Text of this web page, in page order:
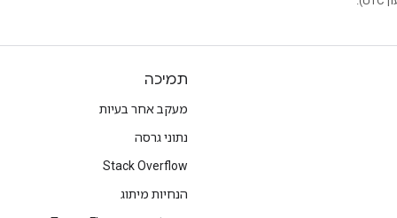
תמיכה
מעקב אחר בעיות
נתוני גרסה
Stack Overflow
הנחיות מיתוג